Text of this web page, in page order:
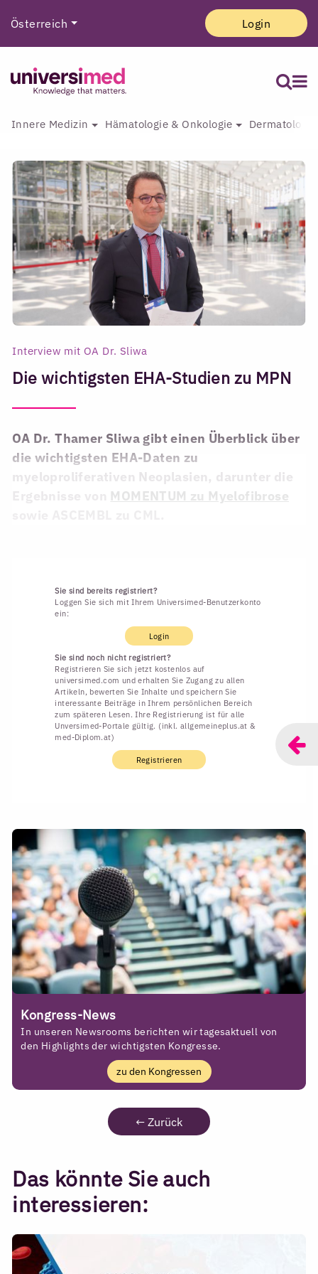
Österreich Login
Innere Medizin Hämatologie & Onkologie
Interview mit OA Dr. Sliwa
Die wichtigsten EHA-Studien zu MPN
OA Dr. Thamer Sliwa gibt einen Überblick über
die wichtigsten EHA-Daten zu
myeloproliferativen Neoplasien, darunter die
MOMENTUM zu Myelofibrose
Sie sind bereits registriert?
Loggen Sie sich mit Ihrem Universimed-Benutzerkonto
ein:
Login
Sie sind noch nicht registriert?
Registrieren Sie sich jetzt kostenlos auf
universimed.com und erhalten Sie Zugang zu allen
Artikeln, bewerten Sie Inhalte und speichern Sie
interessante Beiträge in Ihrem persönlichen Bereich
zum späteren Lesen. Ihre Registrierung ist für alle
Unversimed-Portale gültig. (inkl. allgemeineplus.at &
med-Diplom.at)
Registrieren
Kongress-News
In unseren Newsrooms berichten wir tagesaktuell von
den Highlights der wichtigsten Kongresse.
zu den Kongressen
← Zurück
Das könnte Sie auch
interessieren: